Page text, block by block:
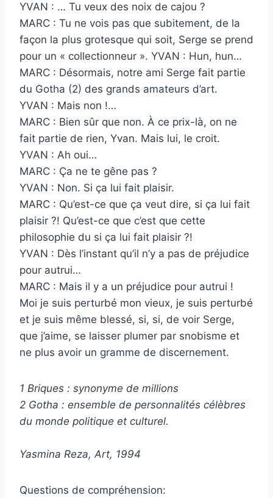
YVAN : … Tu veux des noix de cajou ?
MARC : Tu ne vois pas que subitement, de la
façon la plus grotesque qui soit, Serge se prend
pour un « collectionneur ». YVAN : Hun, hun…
MARC : Désormais, notre ami Serge fait partie
du Gotha (2) des grands amateurs d’art.
YVAN : Mais non !…
MARC : Bien sûr que non. À ce prix-là, on ne
fait partie de rien, Yvan. Mais lui, le croit.
YVAN : Ah oui…
MARC : Ça ne te gêne pas ?
YVAN : Non. Si ça lui fait plaisir.
MARC : Qu’est-ce que ça veut dire, si ça lui fait
plaisir ?! Qu’est-ce que c’est que cette
philosophie du si ça lui fait plaisir ?!
YVAN : Dès l’instant qu’il n’y a pas de préjudice
pour autrui…
MARC : Mais il y a un préjudice pour autrui !
Moi je suis perturbé mon vieux, je suis perturbé
et je suis même blessé, si, si, de voir Serge,
que j’aime, se laisser plumer par snobisme et
ne plus avoir un gramme de discernement.
1 Briques : synonyme de millions
2 Gotha : ensemble de personnalités célèbres
du monde politique et culturel.
Yasmina Reza, Art, 1994
Questions de compréhension: